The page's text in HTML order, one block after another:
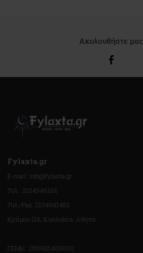
Ακολουθήστε μας
Fylaxta.gr
E-mail: info@fylaxta.gr
Τηλ.: 2104946166
Τηλ./Fax: 2104941483
Κρέμου 116, Καλλιθέα, Αθήνα
ΓΕΜΗ : 056925409000